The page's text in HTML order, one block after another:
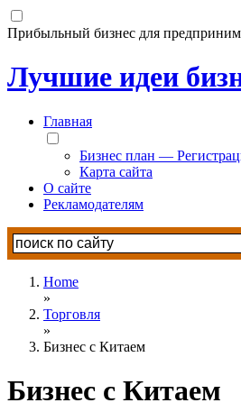
Прибыльный бизнес для
Лучшие идеи
Главная
Бизнес план —
Карта сайта
О сайте
Рекламодателям
Home
»
Торговля
»
Бизнес с Китаем
Бизнес с Китаем